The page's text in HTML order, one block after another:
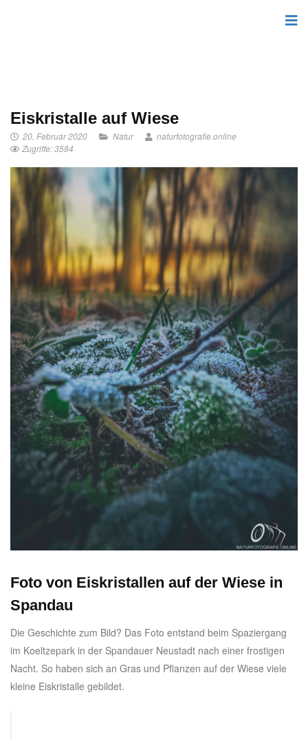
Eiskristalle auf Wiese
20. Februar 2020 Natur
naturfotografie.online
Zugriffe: 3584
Foto von Eiskristallen auf der Wiese in
Spandau
Die Geschichte zum Bild? Das Foto entstand beim Spaziergang
im Koeltzepark in der Spandauer Neustadt nach einer frostigen
Nacht. So haben sich an Gras und Pflanzen auf der Wiese viele
kleine Eiskristalle gebildet.